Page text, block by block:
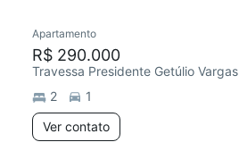
Apartamento
R$ 290.000
Travessa Presidente Getúlio
2
1
Ver contato